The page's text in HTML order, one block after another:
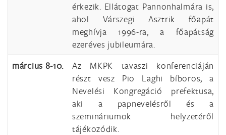
érkezik. Ellátogat Pannonhalmára is,
ahol Várszegi Asztrik főapát
meghívja 1996-ra, a főapátság
ezeréves jubileumára.
március 8-10.
Az MKPK tavaszi konferenciáján
részt vesz Pio Laghi bíboros, a
Nevelési Kongregáció prefektusa,
aki a papnevelésről és a
szemináriumok helyzetéről
tájékozódik.